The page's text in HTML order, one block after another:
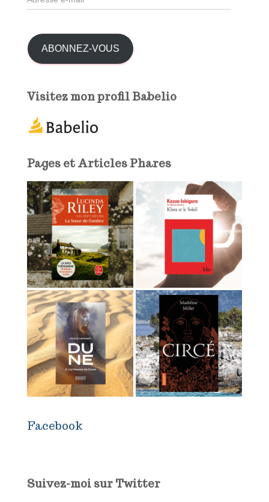
rd
s
s
a
ABONNEZ-VOUS
Visitez mon profil Babelio
Pages et Articles Phares
Facebook
Suivez-moi sur Twitter